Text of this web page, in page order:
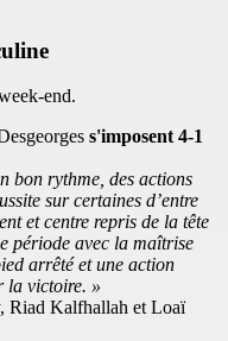
end.
s'imposent 4-1
bon rythme, des actions
sur certaines d’entre
et centre repris de la tête
période avec la maîtrise
arrêté et une action
la victoire. »
Riad Kalfhallah et Loaï